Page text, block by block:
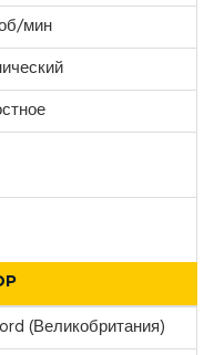
мин
(Великобритания)